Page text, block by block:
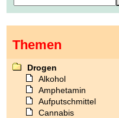
Themen
Drogen
Alkohol
Amphetamin
Aufputschmittel
Cannabis